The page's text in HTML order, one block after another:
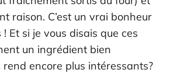
raison. C’est un vrai bonheur
Et si je vous disais que ces
un ingrédient bien
encore plus intéressants?